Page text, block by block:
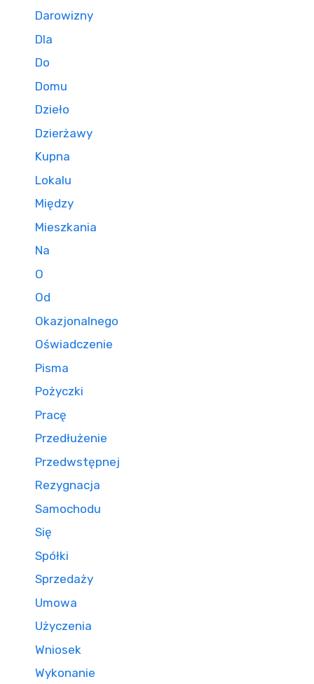
Darowizny
Dla
Do
Domu
Dzieło
Dzierżawy
Kupna
Lokalu
Między
Mieszkania
Na
O
Od
Okazjonalnego
Oświadczenie
Pisma
Pożyczki
Pracę
Przedłużenie
Przedwstępnej
Rezygnacja
Samochodu
Się
Spółki
Sprzedaży
Umowa
Użyczenia
Wniosek
Wykonanie